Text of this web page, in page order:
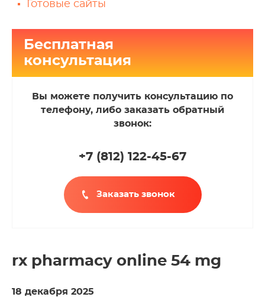
Готовые сайты
Бесплатная
консультация
Вы можете получить консультацию по
телефону, либо заказать обратный
звонок:
+7 (812) 122-45-67
Заказать звонок
rx pharmacy online 54 mg
18 декабря 2025